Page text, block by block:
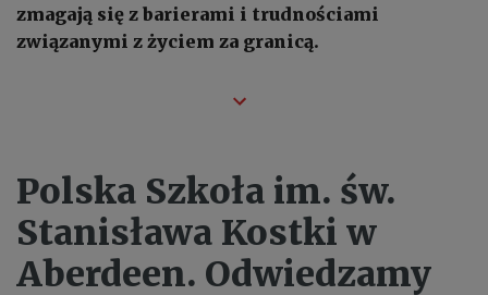
zmagają się z barierami i trudnościami
związanymi z życiem za granicą.
Polska Szkoła im. św.
Stanisława Kostki w
Aberdeen. Odwiedzamy